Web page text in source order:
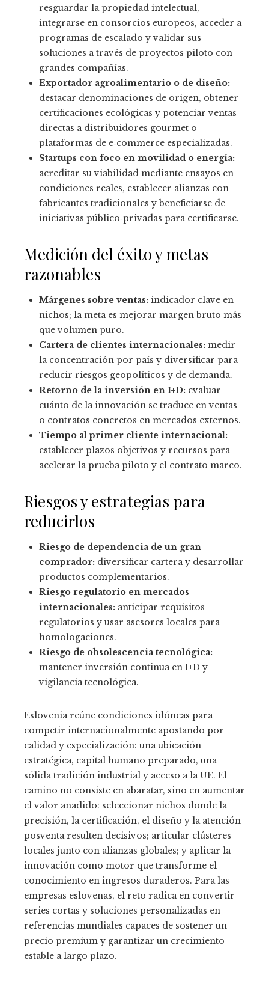
resguardar la propiedad intelectual,
integrarse en consorcios europeos, acceder a
programas de escalado y validar sus
soluciones a través de proyectos piloto con
grandes compañías.
Exportador agroalimentario o de diseño:
destacar denominaciones de origen, obtener
certificaciones ecológicas y potenciar ventas
directas a distribuidores gourmet o
plataformas de e‑commerce especializadas.
Startups con foco en movilidad o energía:
acreditar su viabilidad mediante ensayos en
condiciones reales, establecer alianzas con
fabricantes tradicionales y beneficiarse de
iniciativas público‑privadas para certificarse.
Medición del éxito y metas
razonables
Márgenes sobre ventas: indicador clave en
nichos; la meta es mejorar margen bruto más
que volumen puro.
Cartera de clientes internacionales: medir
la concentración por país y diversificar para
reducir riesgos geopolíticos y de demanda.
Retorno de la inversión en I+D: evaluar
cuánto de la innovación se traduce en ventas
o contratos concretos en mercados externos.
Tiempo al primer cliente internacional:
establecer plazos objetivos y recursos para
acelerar la prueba piloto y el contrato marco.
Riesgos y estrategias para
reducirlos
Riesgo de dependencia de un gran
comprador: diversificar cartera y desarrollar
productos complementarios.
Riesgo regulatorio en mercados
internacionales: anticipar requisitos
regulatorios y usar asesores locales para
homologaciones.
Riesgo de obsolescencia tecnológica:
mantener inversión continua en I+D y
vigilancia tecnológica.
Eslovenia reúne condiciones idóneas para
competir internacionalmente apostando por
calidad y especialización: una ubicación
estratégica, capital humano preparado, una
sólida tradición industrial y acceso a la UE. El
camino no consiste en abaratar, sino en aumentar
el valor añadido: seleccionar nichos donde la
precisión, la certificación, el diseño y la atención
posventa resulten decisivos; articular clústeres
locales junto con alianzas globales; y aplicar la
innovación como motor que transforme el
conocimiento en ingresos duraderos. Para las
empresas eslovenas, el reto radica en convertir
series cortas y soluciones personalizadas en
referencias mundiales capaces de sostener un
precio premium y garantizar un crecimiento
estable a largo plazo.